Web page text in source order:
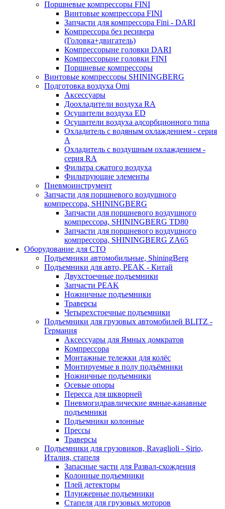
Поршневые компрессоры FINI
Винтовые компрессора FINI
Запчасти для компрессора Fini - DARI
Компрессора без ресивера
(Головка+двигатель)
Компрессорыне головки DARI
Компрессорыне головки FINI
Поршневые компрессоры
Винтовые компрессоры SHININGBERG
Подготовка воздуха Omi
Аксессуары
Доохладители воздуха RA
Осушители воздуха ED
Осушители воздуха адсорбционного типа
Охладитель с водяным охлаждением - серия
A
Охладитель с воздушным охлаждением -
серия RA
Фильтра сжатого воздуха
Фильтрующие элементы
Пневмоинструмент
Запчасти для поршневого воздушного
компрессора, SHININGBERG
Запчасти для поршневого воздушного
компрессора, SHININGBERG TD80
Запчасти для поршневого воздушного
компрессора, SHININGBERG ZA65
Оборудование для СТО
Подъемники автомобильные, ShiningBerg
Подъемники для авто, PEAK - Китай
Двухстоечные подъемники
Запчасти PEAK
Ножничные подъемники
Траверсы
Четырехстоечные подъемники
Подъемники для грузовых автомобилей BLITZ -
Германия
Аксессуары для Ямных домкратов
Компрессора
Монтажные тележки для колёс
Монтируемые в полу подъёмники
Ножничные подъемники
Осевые опоры
Пересса для шкворней
Пневмогидравлические ямные-канавные
подъемники
Подъемники колонные
Прессы
Траверсы
Подъемники для грузовиков, Ravaglioli - Sirio,
Италия, стапеля
Запасные части для Развал-схождения
Колонные подъемники
Плей детекторы
Плунжерные подъемники
Стапеля для грузовых моторов